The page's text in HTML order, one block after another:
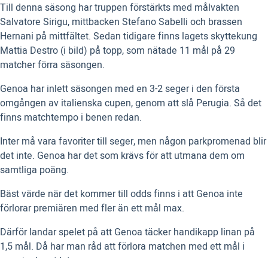
Till denna säsong har truppen förstärkts med målvakten
Salvatore Sirigu, mittbacken Stefano Sabelli och brassen
Hernani på mittfältet. Sedan tidigare finns lagets skyttekung
Mattia Destro (i bild) på topp, som nätade 11 mål på 29
matcher förra säsongen.
Genoa har inlett säsongen med en 3-2 seger i den första
omgången av italienska cupen, genom att slå Perugia. Så det
finns matchtempo i benen redan.
Inter må vara favoriter till seger, men någon parkpromenad blir
det inte. Genoa har det som krävs för att utmana dem om
samtliga poäng.
Bäst värde när det kommer till odds finns i att Genoa inte
förlorar premiären med fler än ett mål max.
Därför landar spelet på att Genoa täcker handikapp linan på
1,5 mål. Då har man råd att förlora matchen med ett mål i